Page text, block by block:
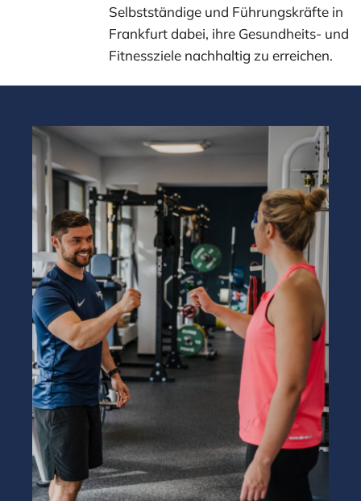
Selbstständige und Führungskräfte in
Frankfurt dabei, ihre Gesundheits- und
Fitnessziele nachhaltig zu erreichen.